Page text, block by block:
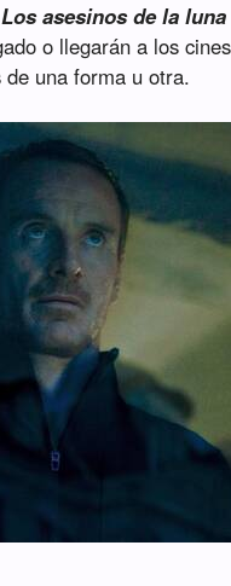
asesinos de la luna
o llegarán a los
una forma u otra.